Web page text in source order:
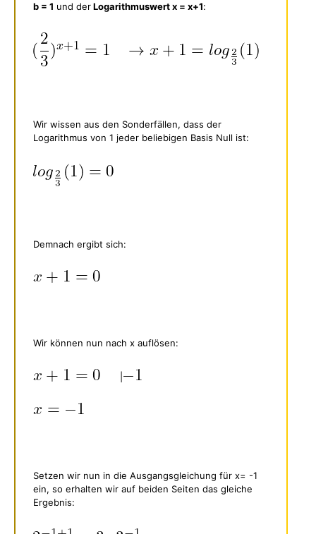
b = 1 und derLogarithmuswert x = x+1:
Wir wissen aus den Sonderfällen, dass der
Logarithmus von 1 jeder beliebigen Basis Null ist:
Demnach ergibt sich:
Wir können nun nach x auflösen:
Setzen wir nun in die Ausgangsgleichung für x= -1
ein, so erhalten wir auf beiden Seiten das gleiche
Ergebnis: